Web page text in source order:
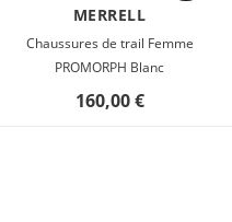
MERRELL
Chaussures de trail Femme
PROMORPH Blanc
160,00 €